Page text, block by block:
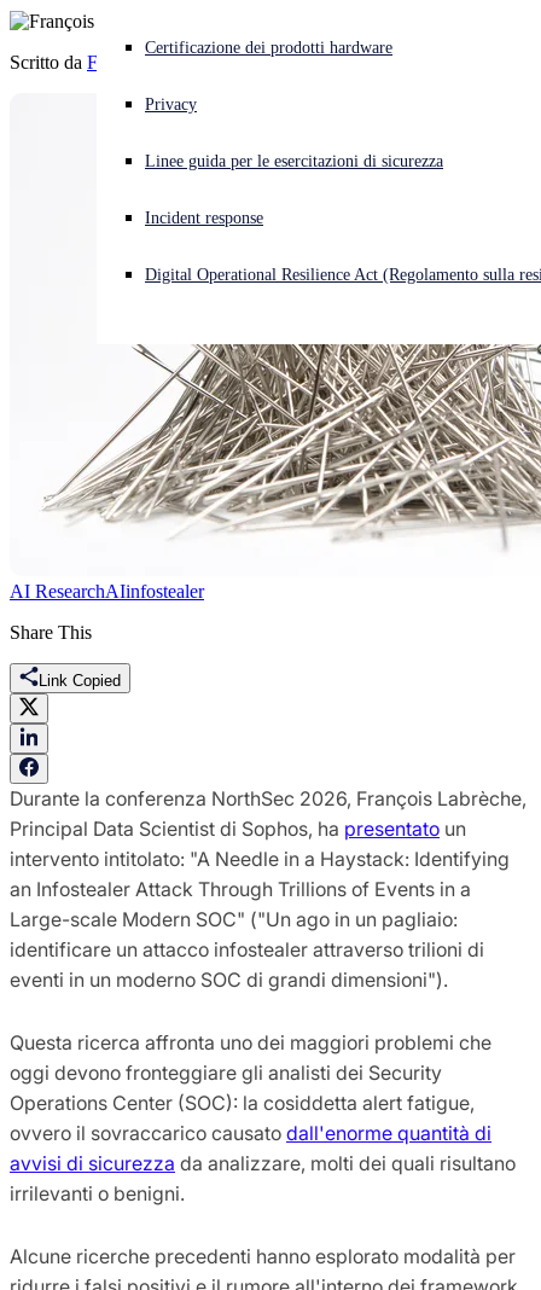
Cyberattacco in corso? Ottieni assistenza immediata
Accedi
Open language switcher
Certificazione dei prodotti hardware
Privacy
Linee guida per le esercitazioni di sicurezza
Incident response
Digital Operational Resilience Act (Regolamento sulla
Scritto da François Labrèche
AI ResearchAIinfostealer
Share This
Link Copied
Durante la conferenza NorthSec 2026, François Labrèche,
Principal Data Scientist di Sophos, ha presentato un
intervento intitolato: "A Needle in a Haystack: Identifying
an Infostealer Attack Through Trillions of Events in a
Large-scale Modern SOC" ("Un ago in un pagliaio:
identificare un attacco infostealer attraverso trilioni di
eventi in un moderno SOC di grandi dimensioni").
Questa ricerca affronta uno dei maggiori problemi che
oggi devono fronteggiare gli analisti dei Security
Operations Center (SOC): la cosiddetta alert fatigue,
ovvero il sovraccarico causato dall'enorme quantità di
avvisi di sicurezza da analizzare, molti dei quali risultano
irrilevanti o benigni.
Alcune ricerche precedenti hanno esplorato modalità per